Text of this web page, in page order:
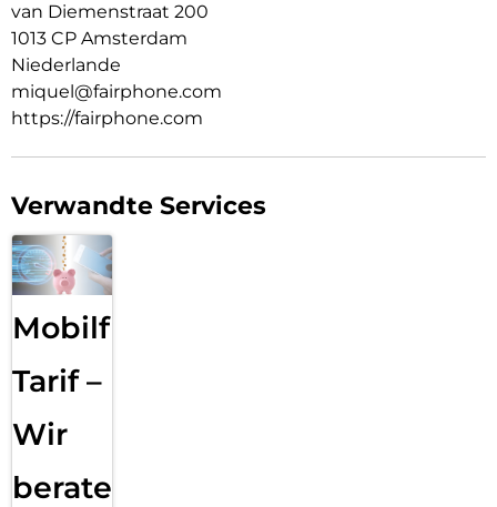
van Diemenstraat 200
1013 CP Amsterdam
Niederlande
miquel@fairphone.com
https://fairphone.com
Verwandte Services
Mobilfunk
Tarif –
Wir
beraten